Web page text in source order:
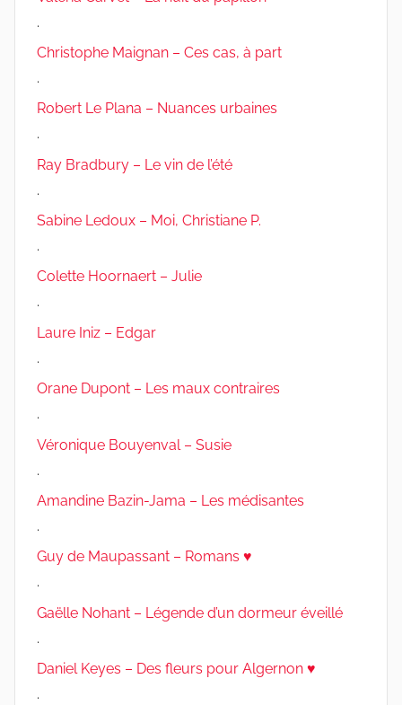
.
Christophe Maignan – Ces cas, à part
.
Robert Le Plana – Nuances urbaines
.
Ray Bradbury – Le vin de l’été
.
Sabine Ledoux – Moi, Christiane P.
.
Colette Hoornaert – Julie
.
Laure Iniz – Edgar
.
Orane Dupont – Les maux contraires
.
Véronique Bouyenval – Susie
.
Amandine Bazin-Jama – Les médisantes
.
Guy de Maupassant – Romans ♥
.
Gaëlle Nohant – Légende d’un dormeur éveillé
.
Daniel Keyes – Des fleurs pour Algernon ♥
.